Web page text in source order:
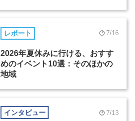
レポート 7/16
2026年夏休みに行ける、おすす
めのイベント10選：そのほかの
地域
インタビュー 7/13